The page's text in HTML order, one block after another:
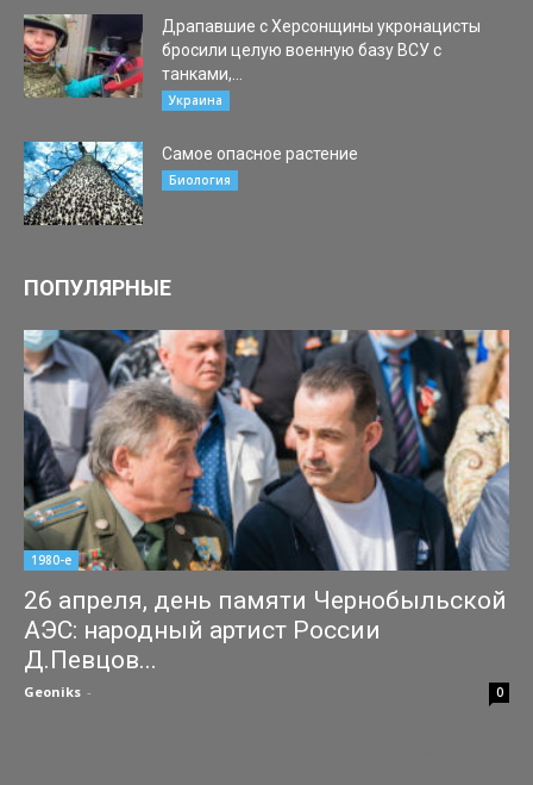
Драпавшие с Херсонщины укронацисты
бросили целую военную базу ВСУ с
танками,...
Украина
Самое опасное растение
Биология
ПОПУЛЯРНЫЕ
1980-е
26 апреля, день памяти Чернобыльской
АЭС: народный артист России
Д.Певцов...
Geoniks - 0